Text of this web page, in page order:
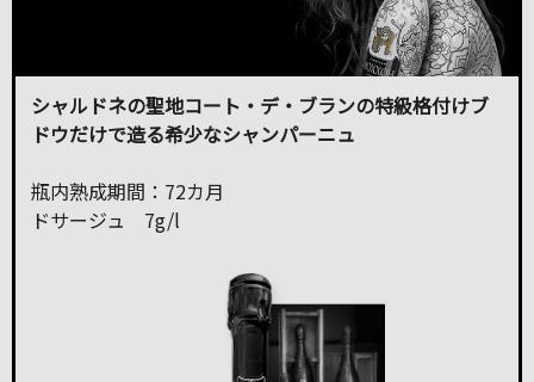
シャルドネの聖地コート・デ・ブランの特級格付けブ
ドウだけで造る希少なシャンパーニュ
瓶内熟成期間：72カ月
ドサージュ 7g/l